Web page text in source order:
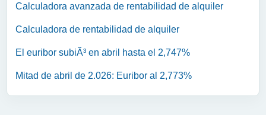
Calculadora avanzada de rentabilidad de alquiler
Calculadora de rentabilidad de alquiler
El euribor subiÃ³ en abril hasta el 2,747%
Mitad de abril de 2.026: Euribor al 2,773%